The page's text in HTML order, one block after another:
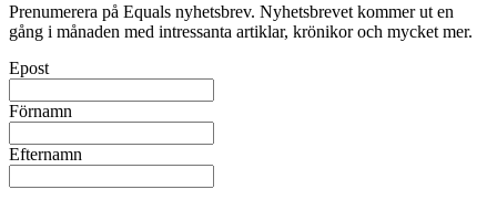
Prenumerera på Equals nyhetsbrev. Nyhetsbrevet kommer ut en
gång i månaden med intressanta artiklar, krönikor och mycket mer.
Epost
Förnamn
Efternamn